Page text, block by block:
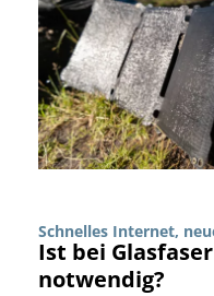
Schnelles Internet,
Ist bei
notwendig?